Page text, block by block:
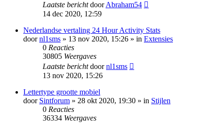
Laatste berichtdoorAbraham54
14 dec 2020, 12:59
Nederlandse vertaling 24 Hour Activity Stats
doornl1sms » 13 nov 2020, 15:26 » in Extensies
0 Reacties
30805 Weergaves
Laatste berichtdoornl1sms
13 nov 2020, 15:26
Lettertype grootte mobiel
door Sintforum » 28 okt 2020, 19:30 » in Stijlen
0 Reacties
36334 Weergaves